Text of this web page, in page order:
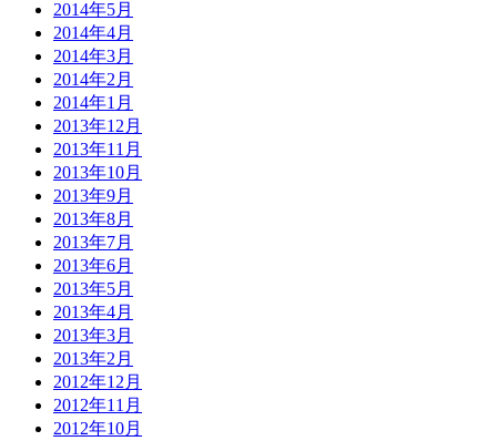
2014年5月
2014年4月
2014年3月
2014年2月
2014年1月
2013年12月
2013年11月
2013年10月
2013年9月
2013年8月
2013年7月
2013年6月
2013年5月
2013年4月
2013年3月
2013年2月
2012年12月
2012年11月
2012年10月